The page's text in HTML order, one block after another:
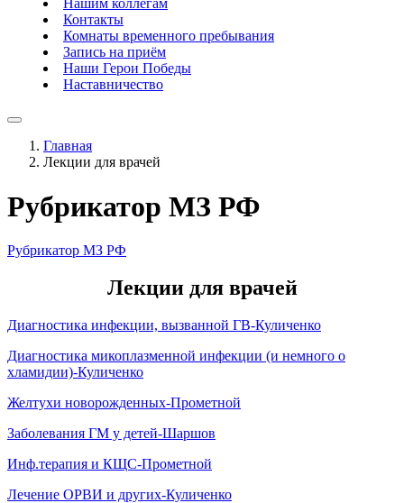
Нашим коллегам
Контакты
Комнаты временного пребывания
Запись на приём
Наши Герои Победы
Наставничество
Главная
Лекции для врачей
Рубрикатор МЗ РФ
Рубрикатор МЗ РФ
Лекции для врачей
Диагностика инфекции, вызванной ГВ-Куличенко
Диагностика микоплазменной инфекции (и немного о
хламидии)-Куличенко
Желтухи новорожденных-Прометной
Заболевания ГМ у детей-Шаршов
Инф.терапия и КЩС-Прометной
Лечение ОРВИ и других-Куличенко